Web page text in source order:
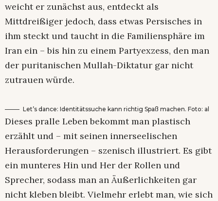
weicht er zunächst aus, entdeckt als
Mittdreißiger jedoch, dass etwas Persisches in
ihm steckt und taucht in die Familiensphäre im
Iran ein – bis hin zu einem Partyexzess, den man
der puritanischen Mullah-Diktatur gar nicht
zutrauen würde.
Let’s dance: Identitätssuche kann richtig Spaß machen. Foto: al
Dieses pralle Leben bekommt man plastisch
erzählt und – mit seinen innerseelischen
Herausforderungen – szenisch illustriert. Es gibt
ein munteres Hin und Her der Rollen und
Sprecher, sodass man an Äußerlichkeiten gar
nicht kleben bleibt. Vielmehr erlebt man, wie sich